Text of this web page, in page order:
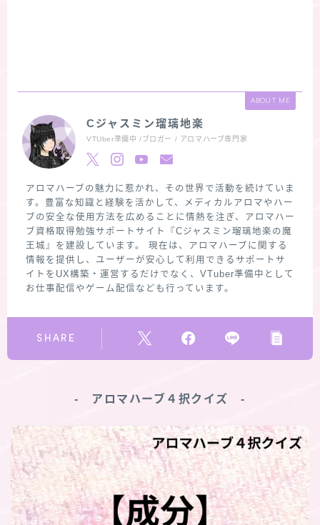
ABOUT ME
Cジャスミン瑠璃地楽
VTUber準備中 /ブロガー / アロマハーブ専門家
アロマハーブの魅力に惹かれ、その世界で活動を続けていま
す。豊富な知識と経験を活かして、メディカルアロマやハー
ブの安全な使用方法を広めることに情熱を注ぎ、アロマハー
ブ資格取得勉強サポートサイト『Cジャスミン瑠璃地楽の魔
王城』を建設しています。 現在は、アロマハーブに関する
情報を提供し、ユーザーが安心して利用できるサポートサ
イトをUX構築・運営するだけでなく、VTuber準備中として
お仕事配信やゲーム配信なども行っています。
SHARE
‐ アロマハーブ４択クイズ ‐